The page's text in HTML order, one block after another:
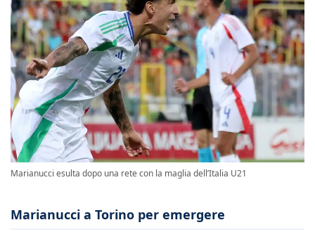
Marianucci esulta dopo una rete con la maglia dell’Italia U21
Marianucci a Torino per emergere